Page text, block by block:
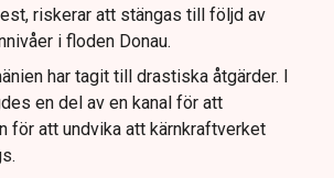
riskerar att stängas till följd av
i floden Donau.
har tagit till drastiska åtgärder. I
en del av en kanal för att
för att undvika att kärnkraftverket